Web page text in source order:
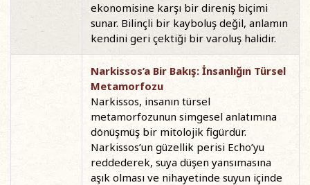
ekonomisine karşı bir direniş biçimi
sunar. Bilinçli bir kayboluş değil, anlamın
kendini geri çektiği bir varoluş halidir.
Narkissos’a Bir Bakış: İnsanlığın Türsel
Metamorfozu
Narkissos, insanın türsel
metamorfozunun simgesel anlatımına
dönüşmüş bir mitolojik figürdür.
Narkissos’un güzellik perisi Echo’yu
reddederek, suya düşen yansımasına
aşık olması ve nihayetinde suyun içinde